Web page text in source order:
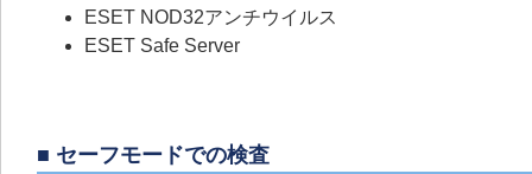
ESET NOD32アンチウイルス
ESET Safe Server
■ セーフモードでの検査